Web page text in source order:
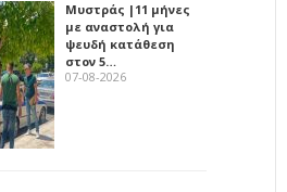
Μυστράς |11 μήνες
με αναστολή για
ψευδή κατάθεση
στον 5…
07-08-2026